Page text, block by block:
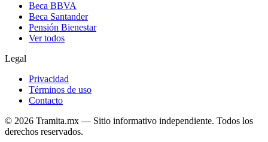
Beca BBVA
Beca Santander
Pensión Bienestar
Ver todos
Legal
Privacidad
Términos de uso
Contacto
© 2026 Tramita.mx — Sitio informativo independiente. Todos los
derechos reservados.